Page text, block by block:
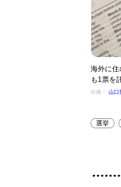
海外に住
も1票を
出典： 山口
選挙